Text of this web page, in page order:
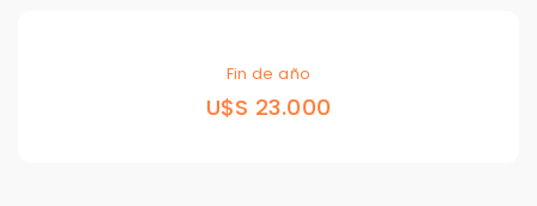
Fin de año
U$S 23.000